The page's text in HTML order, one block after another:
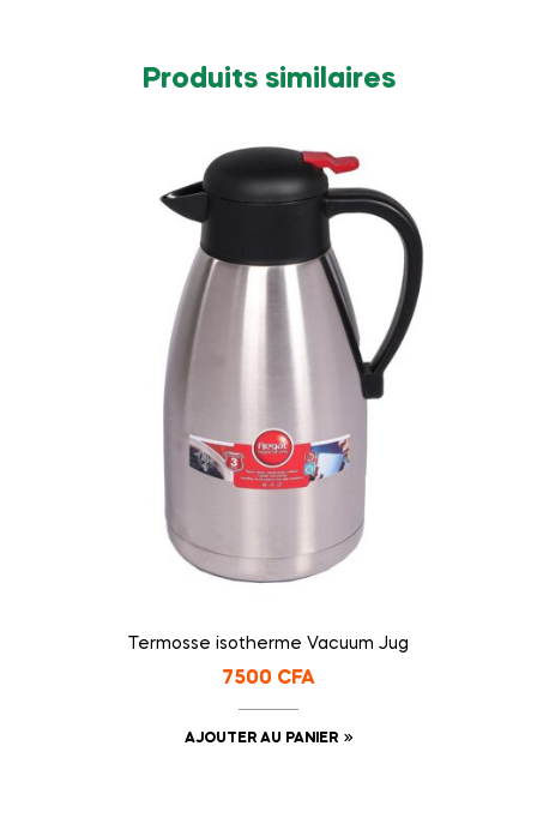
Produits similaires
Termosse isotherme Vacuum Jug
7500 CFA
AJOUTER AU PANIER